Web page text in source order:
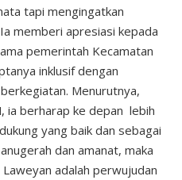
tapi mengingatkan
memberi apresiasi kepada
pemerintah Kecamatan
inklusif dengan
Menurutnya,
ia berharap ke depan lebih
yang baik dan sebagai
dan amanat, maka
adalah perwujudan